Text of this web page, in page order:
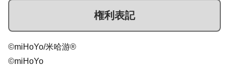
権利表記
©miHoYo/米哈游®
©miHoYo